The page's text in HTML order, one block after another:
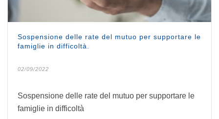
Sospensione delle rate del mutuo per supportare le
famiglie in difficoltà.
02/09/2022
Sospensione delle rate del mutuo per supportare le
famiglie in difficoltà